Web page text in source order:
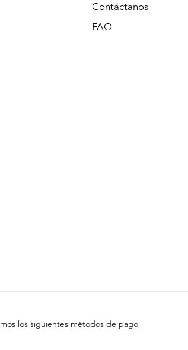
Contáctanos
FAQ
los siguientes métodos de pago